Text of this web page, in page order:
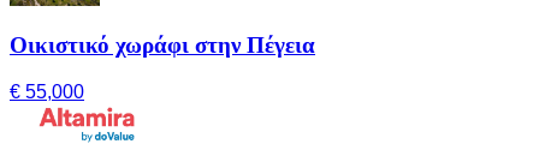
Οικιστικό χωράφι στην Πέγεια
€ 55,000